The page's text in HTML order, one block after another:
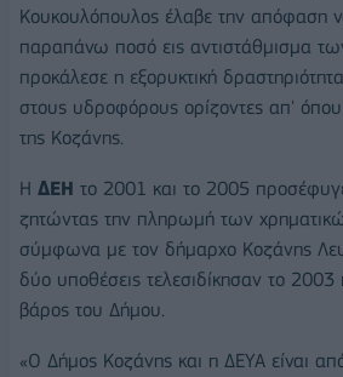
Κουκουλόπουλος έλαβε την απόφαση
παραπάνω ποσό εις αντιστάθμισμα
προκάλεσε η εξορυκτική
στους υδροφόρους ορίζοντες απ'
της Κοζάνης.
Η ΔΕΗ το 2001 και το 2005
ζητώντας την πληρωμή των
σύμφωνα με τον δήμαρχο Κοζάνης
δύο υποθέσεις τελεσιδίκησαν το
βάρος του Δήμου.
«Ο Δήμος Κοζάνης και η ΔΕΥΑ είναι